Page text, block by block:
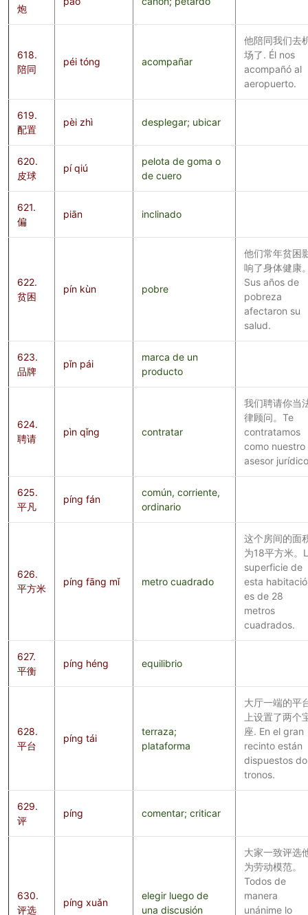
炮
618.
陪同
péi tóng acompañar
他陪同我们去
场了. Él nos
acompañó al
aeropuerto.
619.
配置
pèi zhì desplegar; ubicar
620.
皮球
pí qiú
pelota de goma o
de cuero
621.
偏
piān inclinado
622.
贫困
pín kùn pobre
他们常年贫困
响了身体健康
Sus años de
pobreza
afectaron su
salud.
623.
品牌
pǐn pái
marca de un
producto
624.
聘请
pìn qǐng contratar
我们聘请你当
律顾问。Te
contratamos
como nuestro
asesor
625.
平凡
píng fán
común, corriente,
ordinario
626.
平方米
píng fāng mǐ metro cuadrado
这个房间的面
为18平方米。
superficie de
esta
es de 28
metros
cuadrados.
627.
平衡
píng héng equilibrio
628.
平台
píng tái
terraza;
plataforma
大厅一端的平
上设置了两个
座. En el gran
recinto están
dispuestos
tronos.
629.
评
píng comentar; criticar
630.
评选
píng xuǎn
elegir luego de
una discusión
大家一致评选
为劳动模范。
Todos de
manera
unánime lo